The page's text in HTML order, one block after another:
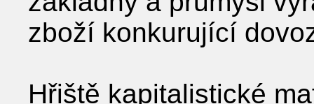
zboží konkurující
Hřiště kapitalistické